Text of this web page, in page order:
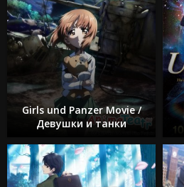
Girls und Panzer Movie /
Девушки и танки